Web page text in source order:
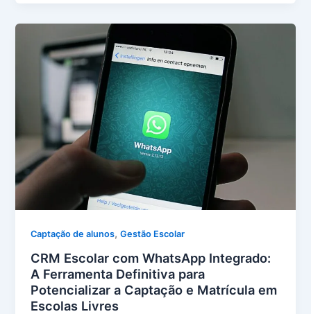
Captação de alunos,Gestão Escolar
CRM Escolar com WhatsApp Integrado:
A Ferramenta Definitiva para
Potencializar a Captação e Matrícula em
Escolas Livres